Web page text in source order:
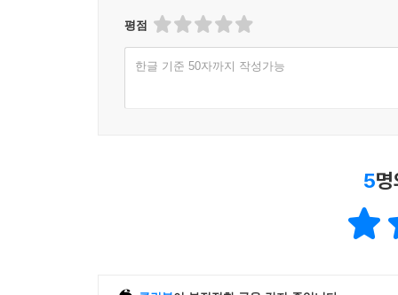
평점
한글 기준 50자까지 작성가능
5